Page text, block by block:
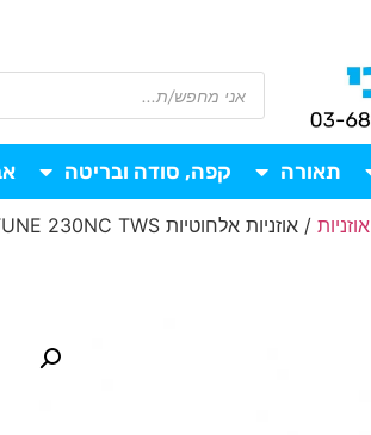
תאורה קפה, סודה ובריטה
אוזניות / אוזניות אלחוטיות JBL TUNE 230NC TWS